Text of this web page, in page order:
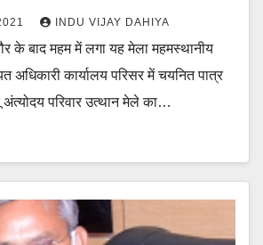
INDU VIJAY DAHIYA
के बाद महम में लगा यह मेला महमस्थानीय
अधिकारी कार्यालय परिसर में चयनित पात्र
अंत्योदय परिवार उत्थान मेले का…